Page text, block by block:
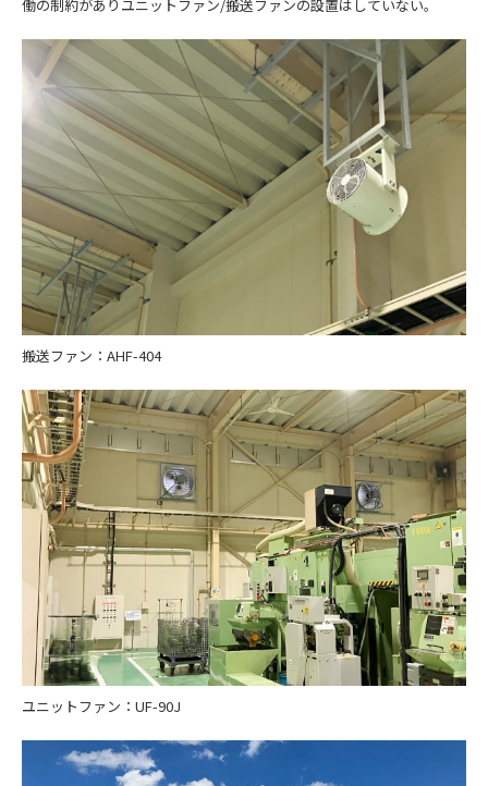
働の制約がありユニットファン/搬送ファンの設置はしていない。
搬送ファン：AHF-404
ユニットファン：UF-90J